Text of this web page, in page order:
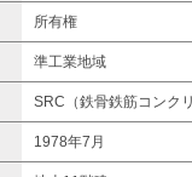
所有権
準工業地域
SRC（鉄骨鉄筋コンク
1978年7月